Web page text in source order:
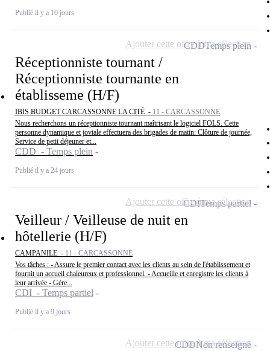
Publié il y a 10 jours
Réceptionniste tournant /
Réceptionniste tournante en
établisseme (H/F)
IBIS BUDGET CARCASSONNE LA CITÉ - 11 - CARCASSONNE
Nous recherchons un réceptionniste tournant maîtrisant le logiciel FOLS. Cette
personne dynamique et joviale effectuera des brigades de matin: Clôture de journée,
Service de petit déjeuner et...
CDD - Temps plein
Publié il y a 24 jours
CDDTemps plein
Ajouter cette offre à ma sélection
Veilleur / Veilleuse de nuit en
hôtellerie (H/F)
CAMPANILE - 11 - CARCASSONNE
Vos tâches : - Assure le premier contact avec les clients au sein de l'établissement et
fournit un accueil chaleureux et professionnel. - Accueille et enregistre les clients à
leur arrivée - Gère...
CDI - Temps partiel
Publié il y a 9 jours
CDITemps partiel
Ajouter cette offre à ma sélection
CDDNon renseigné
Ajouter cette offre à ma sélection